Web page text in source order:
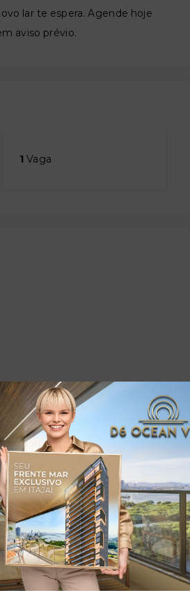
lar te espera. Agende hoje
aviso prévio.
1 Vaga